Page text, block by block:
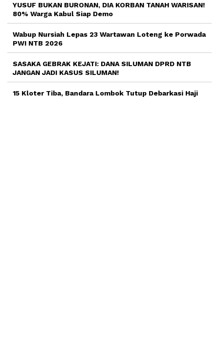
YUSUF BUKAN BURONAN, DIA KORBAN TANAH WARISAN!
80% Warga Kabul Siap Demo
Wabup Nursiah Lepas 23 Wartawan Loteng ke Porwada
PWI NTB 2026
SASAKA GEBRAK KEJATI: DANA SILUMAN DPRD NTB
JANGAN JADI KASUS SILUMAN!
15 Kloter Tiba, Bandara Lombok Tutup Debarkasi Haji